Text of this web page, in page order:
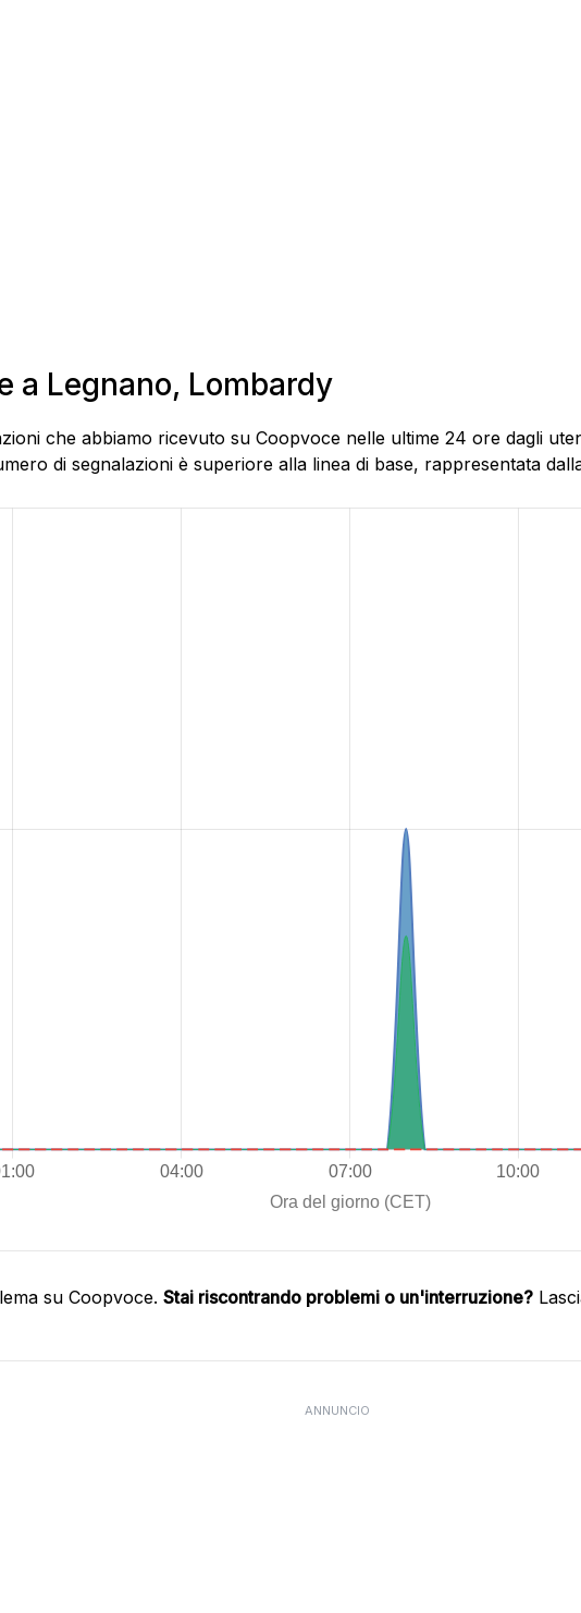
a Legnano, Lombardy
che abbiamo ricevuto su Coopvoce nelle ultime 24 ore dagli
di segnalazioni è superiore alla linea di base, rappresentata
su Coopvoce. Stai riscontrando problemi o un'interruzione?
ANNUNCIO